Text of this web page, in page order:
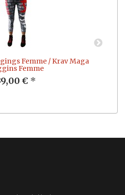
Femme / Krav Maga
Femme
€ *